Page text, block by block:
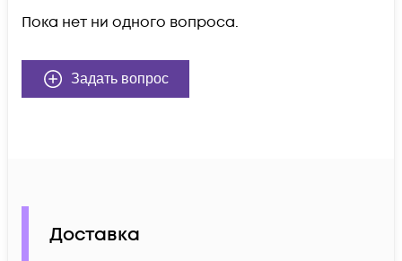
Пока нет ни одного вопроса.
Задать вопрос
Доставка